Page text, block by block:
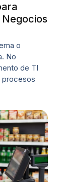
o
No
de TI
procesos